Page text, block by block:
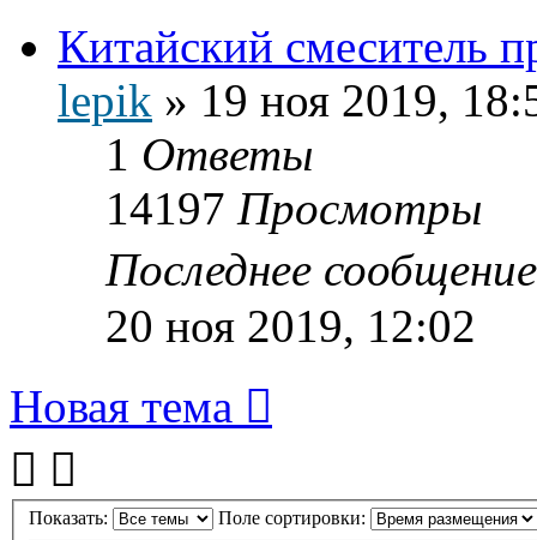
Китайский смеситель
lepik » 19 ноя 2019,
1 Ответы
14197 Просмотры
Последнее
20 ноя 2019, 12:02
Новая тема
Показать: Поле сортировки: